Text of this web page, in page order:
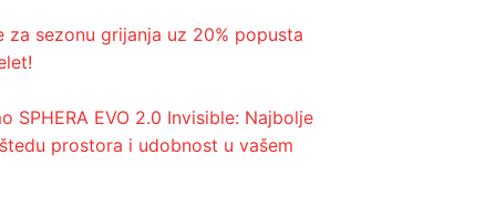
za sezonu grijanja uz 20% popusta
SPHERA EVO 2.0 Invisible: Najbolje
prostora i udobnost u vašem